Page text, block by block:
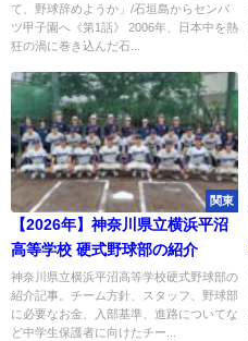
ロッテドラフト1位指名の裏側と
横浜高校戦への執念
て、野球辞めようか」/石垣島からセンバ
ツ甲子園へ《第1話》 2006年、日本中を熱
狂の渦に巻き込んだ石...
関東
【2026年】神奈川県立横浜平沼
高等学校 硬式野球部の紹介
神奈川県立横浜平沼高等学校硬式野球部の
紹介記事。チーム方針、スタッフ、野球部
に必要なお金、入部基準、進路についてな
ど中学生保護者に向けたチー...